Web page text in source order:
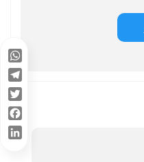
WhatsApp
Telegram
Twitter
Facebook